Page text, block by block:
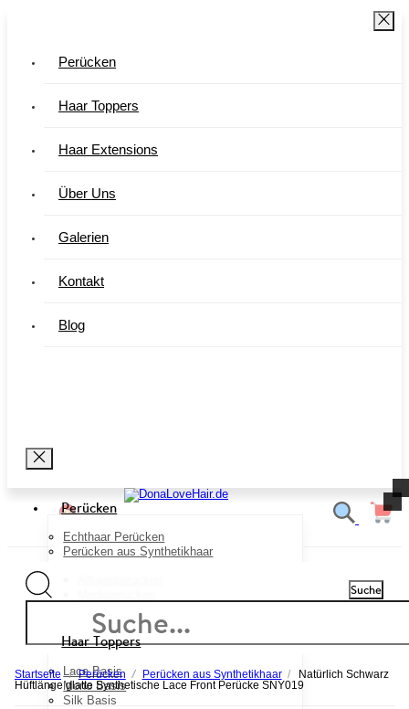
Perücken
Haar Toppers
Haar Extensions
Über Uns
Galerien
Kontakt
Blog
Perücken
Echthaar Perücken
Perücken aus Synthetikhaar
Haar Toppers
Lace Basis
Mono Basis
Silk Basis
Suche
Startseite / Perücken / Perücken aus Synthetikhaar /
Natürlich Schwarz
Hüftlänge glatte Synthetische Lace Front Perücke SNY019